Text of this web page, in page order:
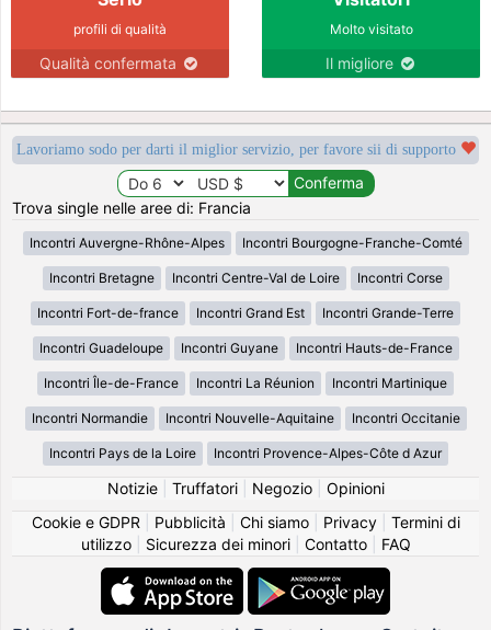
profili di qualità
Qualità confermata
Molto visitato
Il migliore
Lavoriamo sodo per darti il miglior servizio, per favore sii di supporto
Trova single nelle aree di: Francia
Incontri Auvergne-Rhône-Alpes Incontri Bourgogne-Franche-Comté
Incontri Bretagne Incontri Centre-Val de Loire Incontri Corse
Incontri Fort-de-france Incontri Grand Est Incontri Grande-Terre
Incontri Guadeloupe Incontri Guyane Incontri Hauts-de-France
Incontri Île-de-France Incontri La Réunion Incontri Martinique
Incontri Normandie Incontri Nouvelle-Aquitaine Incontri Occitanie
Incontri Pays de la Loire Incontri Provence-Alpes-Côte d Azur
Notizie| Truffatori| Negozio| Opinioni
Cookie e GDPR
Pubblicità Chi siamo| Privacy| Termini di
utilizzo| Sicurezza dei minori| Contatto| FAQ